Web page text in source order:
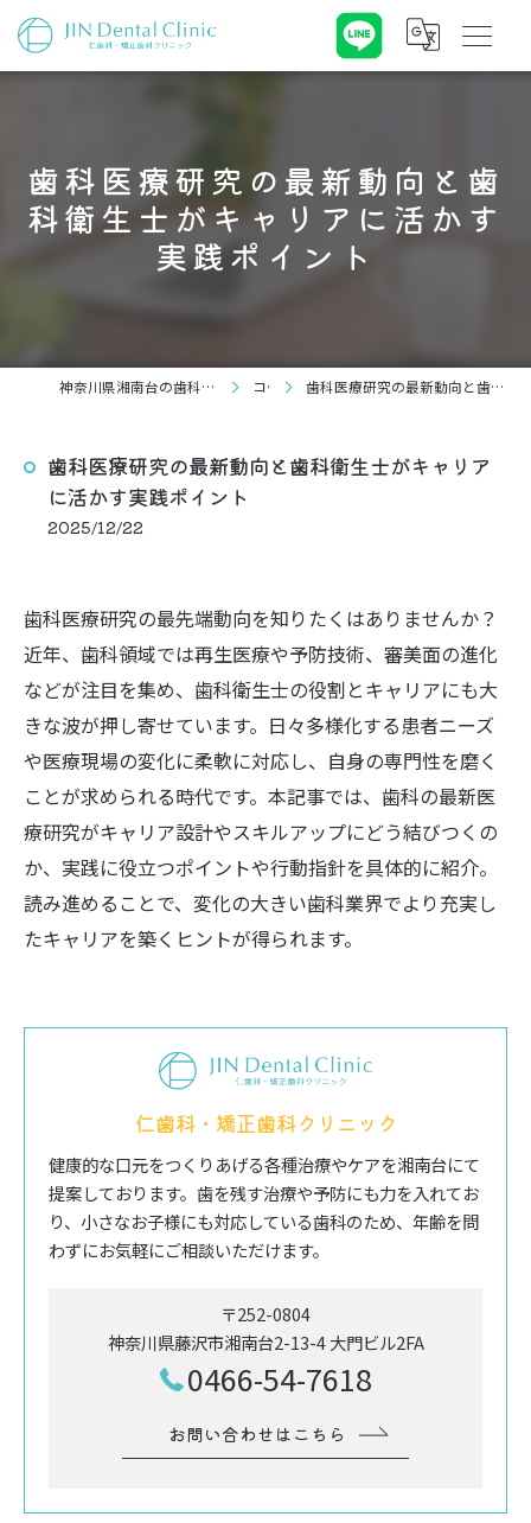
歯科医療研究の最新動向と歯
科衛生士がキャリアに活かす
実践ポイント
神奈川県湘南台の歯科なら仁歯科・矯正歯科クリニック コラム 歯科医療研究の最新動向と歯科衛生士がキャリアに活かす実践ポイント
歯科医療研究の最新動向と歯科衛生士がキャリア
に活かす実践ポイント
2025/12/22
歯科医療研究の最先端動向を知りたくはありませんか？
近年、歯科領域では再生医療や予防技術、審美面の進化
などが注目を集め、歯科衛生士の役割とキャリアにも大
きな波が押し寄せています。日々多様化する患者ニーズ
や医療現場の変化に柔軟に対応し、自身の専門性を磨く
ことが求められる時代です。本記事では、歯科の最新医
療研究がキャリア設計やスキルアップにどう結びつくの
か、実践に役立つポイントや行動指針を具体的に紹介。
読み進めることで、変化の大きい歯科業界でより充実し
たキャリアを築くヒントが得られます。
仁歯科・矯正歯科クリニック
健康的な口元をつくりあげる各種治療やケアを湘南台にて
提案しております。歯を残す治療や予防にも力を入れてお
り、小さなお子様にも対応している歯科のため、年齢を問
わずにお気軽にご相談いただけます。
〒252-0804
神奈川県藤沢市湘南台2-13-4 大門ビル2FA
0466-54-7618
お問い合わせはこちら